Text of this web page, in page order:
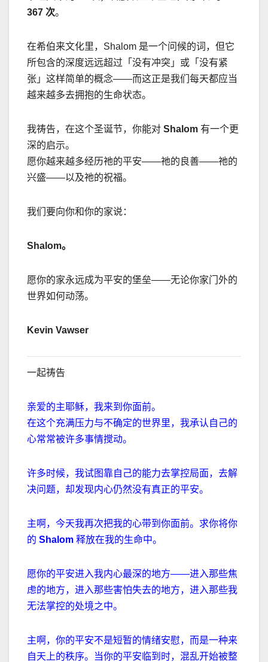
367 次。
在希伯来文化里， Shalom 是一个问候的词，但它
所包含的深度远远超过「没有冲突」或「没有紧
张」这样简单的概念——而这正是我们每天都应当
越来越多去拥抱的生命状态。
我祷告，在这个圣诞节，你能对 Shalom 有一个更
深的启示。
愿你越来越多经历祂的平安——祂的良善——祂的
兴盛——以及祂的祝福。
我们要向你和你的家说：
Shalom。
愿你的家永远成为平安的堡垒——无论你家门外的
世界如何动荡。
Kevin Vawser
一起祷告
亲爱的主耶稣，我来到你面前。
在这个充满压力与不确定的世界里，我承认自己的
心常常被许多事情搅动。
许多时候，我试图靠自己的能力去掌控局面，去解
决问题，却发现内心仍然没有真正的平安。
主啊，今天我再次把我的心带到你面前。求你将你
的 Shalom 释放在我的生命中。
愿你的平安进入我内心最深的地方——进入那些焦
虑的地方，进入那些害怕失去的地方，进入那些我
无法掌控的处境之中。
主啊，你的平安不是短暂的情绪安慰，而是一种来
自天上的秩序。当你的平安临到时，混乱开始被整